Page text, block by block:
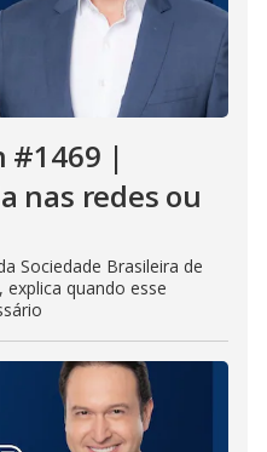
#1469 |
nas redes ou
Sociedade Brasileira de
quando esse